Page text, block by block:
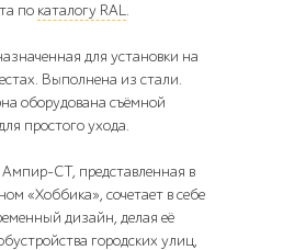
по каталогу RAL.
для установки на
Выполнена из стали.
оборудована съёмной
простого ухода.
СТ, представленная в
«Хоббика», сочетает в себе
дизайн, делая её
городских улиц,